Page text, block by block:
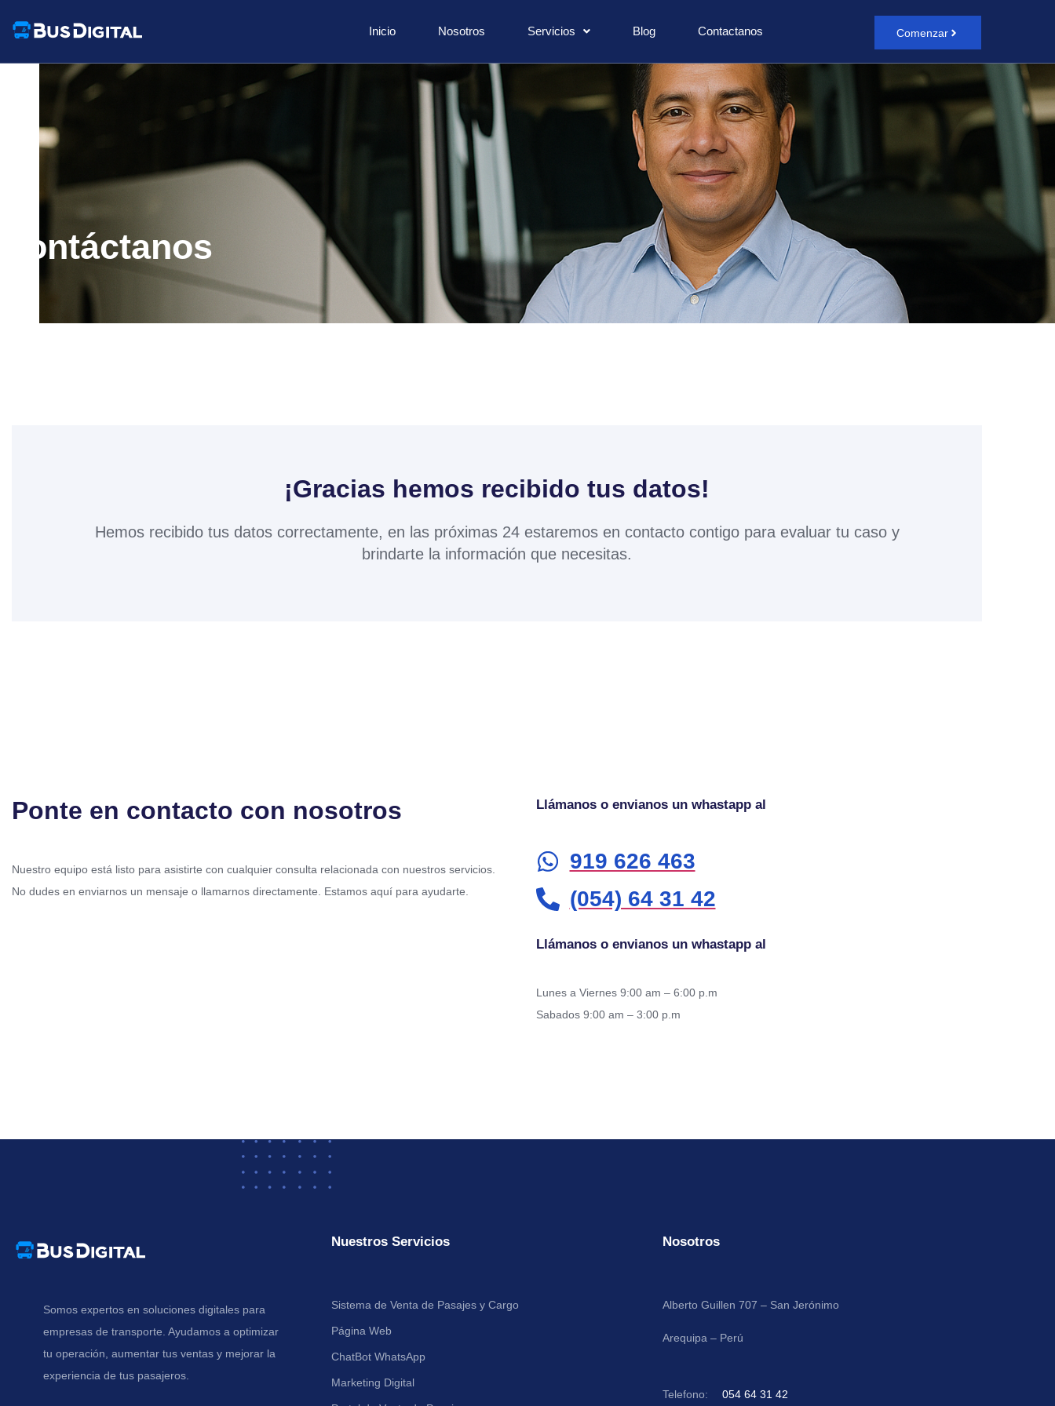
Inicio Nosotros Servicios Blog Contactanos Comenzar
Contáctanos
¡Gracias hemos recibido tus datos!
Hemos recibido tus datos correctamente, en las próximas 24 estaremos en contacto contigo para evaluar tu caso y
brindarte la información que necesitas.
Ponte en contacto con nosotros
Nuestro equipo está listo para asistirte con cualquier consulta relacionada con nuestros servicios.
No dudes en enviarnos un mensaje o llamarnos directamente. Estamos aquí para ayudarte.
Llámanos o envianos un whastapp al
919 626 463
(054) 64 31 42
Llámanos o envianos un whastapp al
Lunes a Viernes 9:00 am – 6:00 p.m
Sabados 9:00 am – 3:00 p.m
Somos expertos en soluciones digitales para
empresas de transporte. Ayudamos a optimizar
tu operación, aumentar tus ventas y mejorar la
experiencia de tus pasajeros.
Nuestros Servicios
Sistema de Venta de Pasajes y Cargo
Página Web
ChatBot WhatsApp
Marketing Digital
Nosotros
Alberto Guillen 707 – San Jerónimo
Arequipa – Perú
Telefono: 054 64 31 42